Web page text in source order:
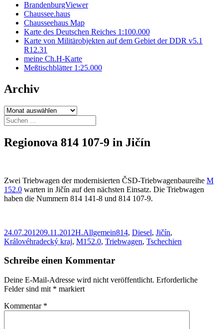
BrandenburgViewer
Chaussee.haus
Chausseehaus Map
Karte des Deutschen Reiches 1:100.000
Karte von Militärobjekten auf dem Gebiet der DDR v5.1
R12.31
meine Ch.H-Karte
Meßtischblätter 1:25.000
Archiv
Archiv
Suchen
nach:
Regionova 814 107-9 in Jičín
Zwei Triebwagen der modernisierten ČSD-Triebwagenbaureihe M
152.0 warten in Jičín auf den nächsten Einsatz. Die Triebwagen
haben die Nummern 814 141-8 und 814 107-9.
Veröffentlicht
am
24.07.201209.11.2012Autor
H.Kategorien
AllgemeinSchlagwörter
814, Diesel, Jičín,
Královéhradecký kraj, M152.0, Triebwagen, Tschechien
Schreibe einen Kommentar
Deine E-Mail-Adresse wird nicht veröffentlicht. Erforderliche
Felder sind mit * markiert
Kommentar *